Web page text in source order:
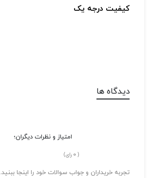
کیفیت درجه یک
دیدگاه ها
امتیاز و نظرات دیگران؛
(
0 رای)
تجربه خریداران و جواب سوالات خود را اینجا ببنید.